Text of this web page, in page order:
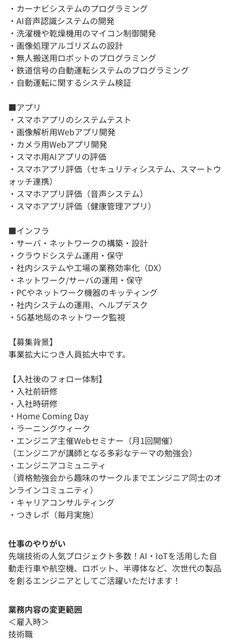
・カーナビシステムのプログラミング
・AI音声認識システムの開発
・洗濯機や乾燥機用のマイコン制御開発
・画像処理アルゴリズムの設計
・無人搬送用ロボットのプログラミング
・鉄道信号の自動運転システムのプログラミング
・自動運転に関するシステム検証
■アプリ
・スマホアプリのシステムテスト
・画像解析用Webアプリ開発
・カメラ用Webアプリ開発
・スマホ用AIアプリの評価
・スマホアプリ評価（セキュリティシステム、スマートウ
ォッチ連携）
・スマホアプリ評価（音声システム）
・スマホアプリ評価（健康管理アプリ）
■インフラ
・サーバ・ネットワークの構築・設計
・クラウドシステム運用・保守
・社内システムや工場の業務効率化（DX）
・ネットワーク/サーバの運用・保守
・PCやネットワーク機器のキッティング
・社内システムの運用、ヘルプデスク
・5G基地局のネットワーク監視
【募集背景】
事業拡大につき人員拡大中です。
【入社後のフォロー体制】
・入社前研修
・入社時研修
・Home Coming Day
・ラーニングウィーク
・エンジニア主催Webセミナー（月1回開催）
（エンジニアが講師となる多彩なテーマの勉強会）
・エンジニアコミュニティ
（資格勉強会から趣味のサークルまでエンジニア同士のオ
ンラインコミュニティ）
・キャリアコンサルティング
・つきレポ（毎月実施）
仕事のやりがい
先端技術の人気プロジェクト多数！AI・IoTを活用した自
動走行車や航空機、ロボット、半導体など、次世代の製品
を創るエンジニアとしてご活躍いただけます！
業務内容の変更範囲
＜雇入時＞
技術職